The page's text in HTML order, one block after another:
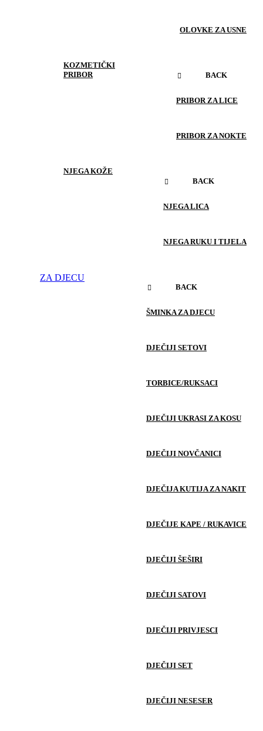
OLOVKE ZA USNE
KOZMETIČKI
PRIBOR
BACK
PRIBOR ZA LICE
PRIBOR ZA NOKTE
NJEGA KOŽE
BACK
NJEGA LICA
NJEGA RUKU I TIJELA
ZA DJECU
BACK
ŠMINKA ZA DJECU
DJEČIJI SETOVI
TORBICE/RUKSACI
DJEČIJI UKRASI ZA KOSU
DJEČIJI NOVČANICI
DJEČIJA KUTIJA ZA NAKIT
DJEČIJE KAPE / RUKAVICE
DJEČIJI ŠEŠIRI
DJEČIJI SATOVI
DJEČIJI PRIVJESCI
DJEČIJI SET
DJEČIJI NESESER